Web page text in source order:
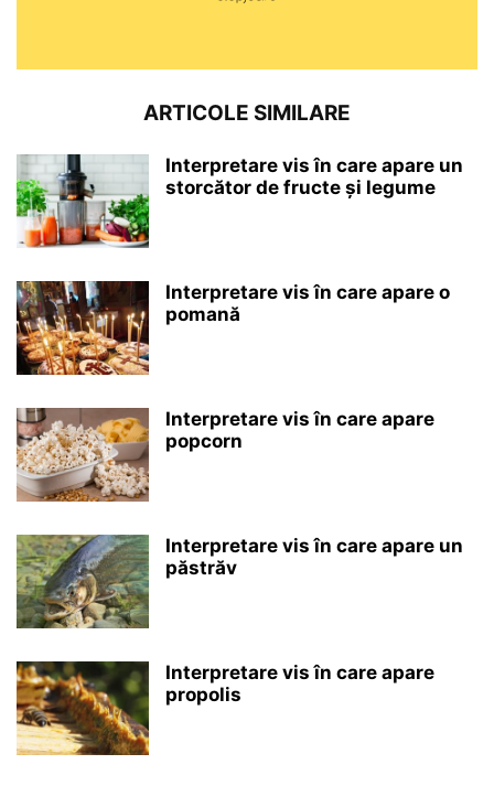
ARTICOLE SIMILARE
Interpretare vis în care apare un
storcător de fructe și legume
Interpretare vis în care apare o
pomană
Interpretare vis în care apare
popcorn
Interpretare vis în care apare un
păstrăv
Interpretare vis în care apare
propolis